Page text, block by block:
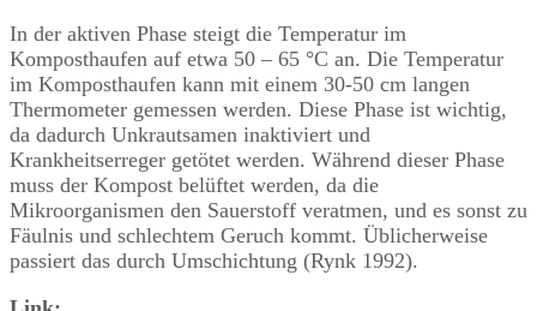
In der aktiven Phase steigt die Temperatur im
Komposthaufen auf etwa 50 – 65 °C an. Die Temperatur
im Komposthaufen kann mit einem 30-50 cm langen
Thermometer gemessen werden. Diese Phase ist wichtig,
da dadurch Unkrautsamen inaktiviert und
Krankheitserreger getötet werden. Während dieser Phase
muss der Kompost belüftet werden, da die
Mikroorganismen den Sauerstoff veratmen, und es sonst zu
Fäulnis und schlechtem Geruch kommt. Üblicherweise
passiert das durch Umschichtung (Rynk 1992).